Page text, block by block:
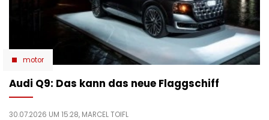
motor
Audi Q9: Das kann das neue Flaggschiff
30.07.2026 UM 15:28, MARCEL TOIFL